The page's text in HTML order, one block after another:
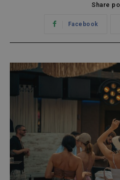
Share
Facebook